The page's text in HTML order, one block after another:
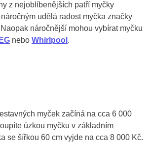
z nejoblíbenějších patří myčky
udělá radost myčka značky
Naopak náročnější mohou vybírat myčku
nebo Whirlpool .
myček začíná na cca 6 000
úzkou myčku v základním
se šířkou 60 cm vyjde na cca 8 000 Kč.